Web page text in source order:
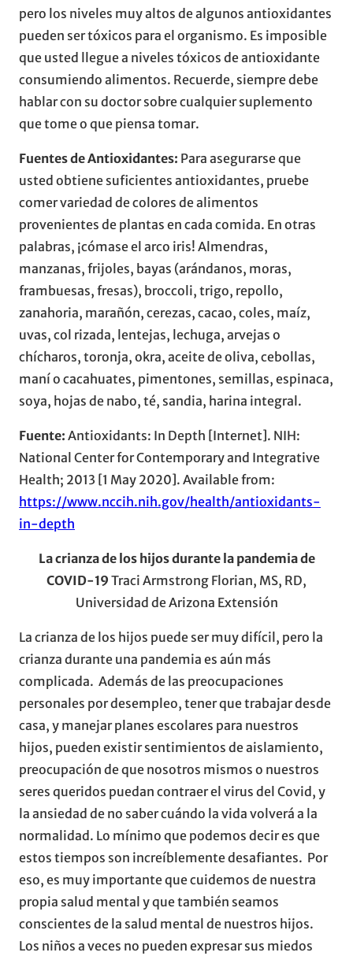
pero los niveles muy altos de algunos antioxidantes
pueden ser tóxicos para el organismo. Es imposible
que usted llegue a niveles tóxicos de antioxidante
consumiendo alimentos. Recuerde, siempre debe
hablar con su doctor sobre cualquier suplemento
que tome o que piensa tomar.
Fuentes de Antioxidantes: Para asegurarse que
usted obtiene suficientes antioxidantes, pruebe
comer variedad de colores de alimentos
provenientes de plantas en cada comida. En otras
palabras, ¡cómase el arco iris! Almendras,
manzanas, frijoles, bayas (arándanos, moras,
frambuesas, fresas), broccoli, trigo, repollo,
zanahoria, marañón, cerezas, cacao, coles, maíz,
uvas, col rizada, lentejas, lechuga, arvejas o
chícharos, toronja, okra, aceite de oliva, cebollas,
maní o cacahuates, pimentones, semillas, espinaca,
soya, hojas de nabo, té, sandia, harina integral.
Fuente: Antioxidants: In Depth [Internet]. NIH:
National Center for Contemporary and Integrative
Health; 2013 [1 May 2020]. Available from:
https://www.nccih.nih.gov/health/antioxidants-
in-depth
La crianza de los hijos durante la pandemia de
COVID-19 Traci Armstrong Florian, MS, RD,
Universidad de Arizona Extensión
La crianza de los hijos puede ser muy difícil, pero la
crianza durante una pandemia es aún más
complicada. Además de las preocupaciones
personales por desempleo, tener que trabajar desde
casa, y manejar planes escolares para nuestros
hijos, pueden existir sentimientos de aislamiento,
preocupación de que nosotros mismos o nuestros
seres queridos puedan contraer el virus del Covid, y
la ansiedad de no saber cuándo la vida volverá a la
normalidad. Lo mínimo que podemos decir es que
estos tiempos son increíblemente desafiantes. Por
eso, es muy importante que cuidemos de nuestra
propia salud mental y que también seamos
conscientes de la salud mental de nuestros hijos.
Los niños a veces no pueden expresar sus miedos